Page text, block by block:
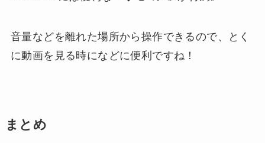
音量などを離れた場所から操作できるので、とく
に動画を見る時になどに便利ですね！
まとめ